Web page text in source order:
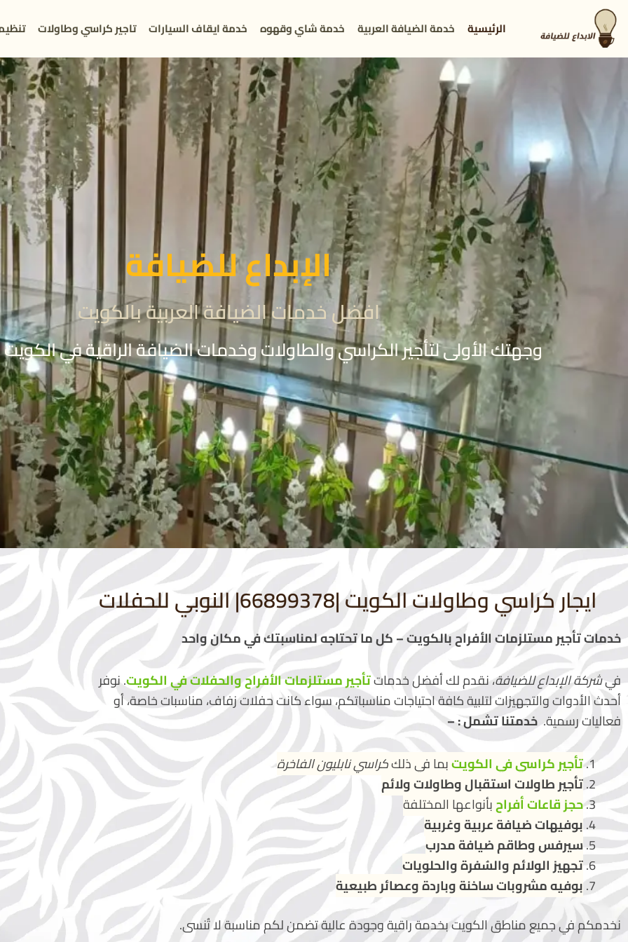
الرئيسية خدمة الضيافة العربية خدمة شاي وقهوه خدمة ايقاف السيارات تاجير كراسي وطاولات
الإبداع للضيافة
افضل خدمات الضيافة العربية بالكويت
وجهتك الأولى لتأجير الكراسي والطاولات وخدمات الضيافة الراقية في الكويت |
ايجار كراسي وطاولات الكويت |66899378| النوبي للحفلات
خدمات تأجير مستلزمات الأفراح بالكويت – كل ما تحتاجه لمناسبتك في مكان واحد
فيشركة الإبداع للضيافة، نقدم لك أفضل خدماتتأجير مستلزمات الأفراح والحفلات في الكويت. نوفر
أحدث الأدوات والتجهيزات لتلبية كافة احتياجات مناسباتكم، سواء كانت حفلات زفاف، مناسبات خاصة، أو
فعاليات رسمية.خدمتنا تشمل : –
تأجير كراسي في الكويتبما في ذلككراسي نابليون الفاخرة
تأجير طاولات استقبال وطاولات ولائم
حجز قاعات أفراحبأنواعها المختلفة
بوفيهات ضيافة عربية وغربية
سيرفس وطاقم ضيافة مدرب
تجهيز الولائم والسُفرة والحلويات
بوفيه مشروبات ساخنة وباردة وعصائر طبيعية
نخدمكم في جميع مناطق الكويت بخدمة راقية وجودة عالية تضمن لكم مناسبة لا تُنسى.